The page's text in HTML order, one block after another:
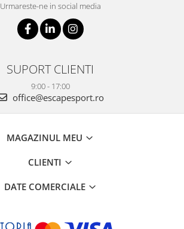
Urmareste-ne in social media
SUPORT CLIENTI
9:00 - 17:00
office@escapesport.ro
MAGAZINUL MEU
CLIENTI
DATE COMERCIALE